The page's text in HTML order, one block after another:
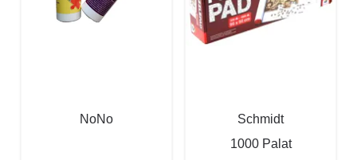
NoNo
Schmidt
1000 Palat